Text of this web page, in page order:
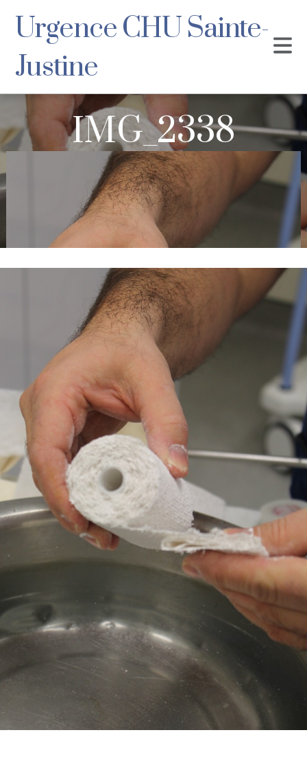
Urgence CHU Sainte-
Justine
IMG_2338